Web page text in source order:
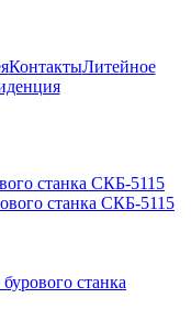
КонтактыЛитейное
станка СКБ-5115
станка СКБ-5115
станка